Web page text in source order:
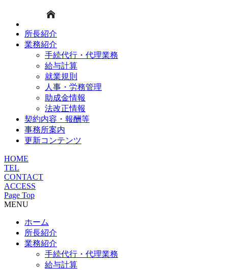
所長紹介
業務紹介
手続代行・代理業務
給与計算
就業規則
人事・労務管理
助成金情報
法改正情報
契約内容・報酬等
事務所案内
更新コンテンツ
HOME
TEL
CONTACT
ACCESS
Page Top
MENU
ホーム
所長紹介
業務紹介
手続代行・代理業務
給与計算